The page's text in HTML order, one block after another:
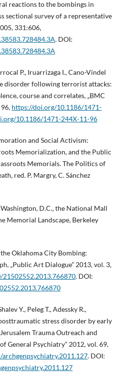
reactions to the bombings in
sectional survey of a representative
331:606,
. DOI:
P., Iruarrizaga I., Cano-Vindel
disorder following terrorist attacks:
course and correlates, „BMC
https://doi.org/10.1186/1471-
10.1186/1471-244X-11-96
and Social Activism:
Memorialization, and the Public
Memorials. The Politics of
red. P. Margry, C. Sánchez
D.C., the National Mall
Memorial Landscape, Berkeley
Oklahoma City Bombing:
„Public Art Dialogue” 2013, vol. 3,
. DOI:
Y., Peleg T., Adessky R.,
stress disorder by early
Trauma Outreach and
General Psychiatry” 2012, vol. 69,
. DOI: